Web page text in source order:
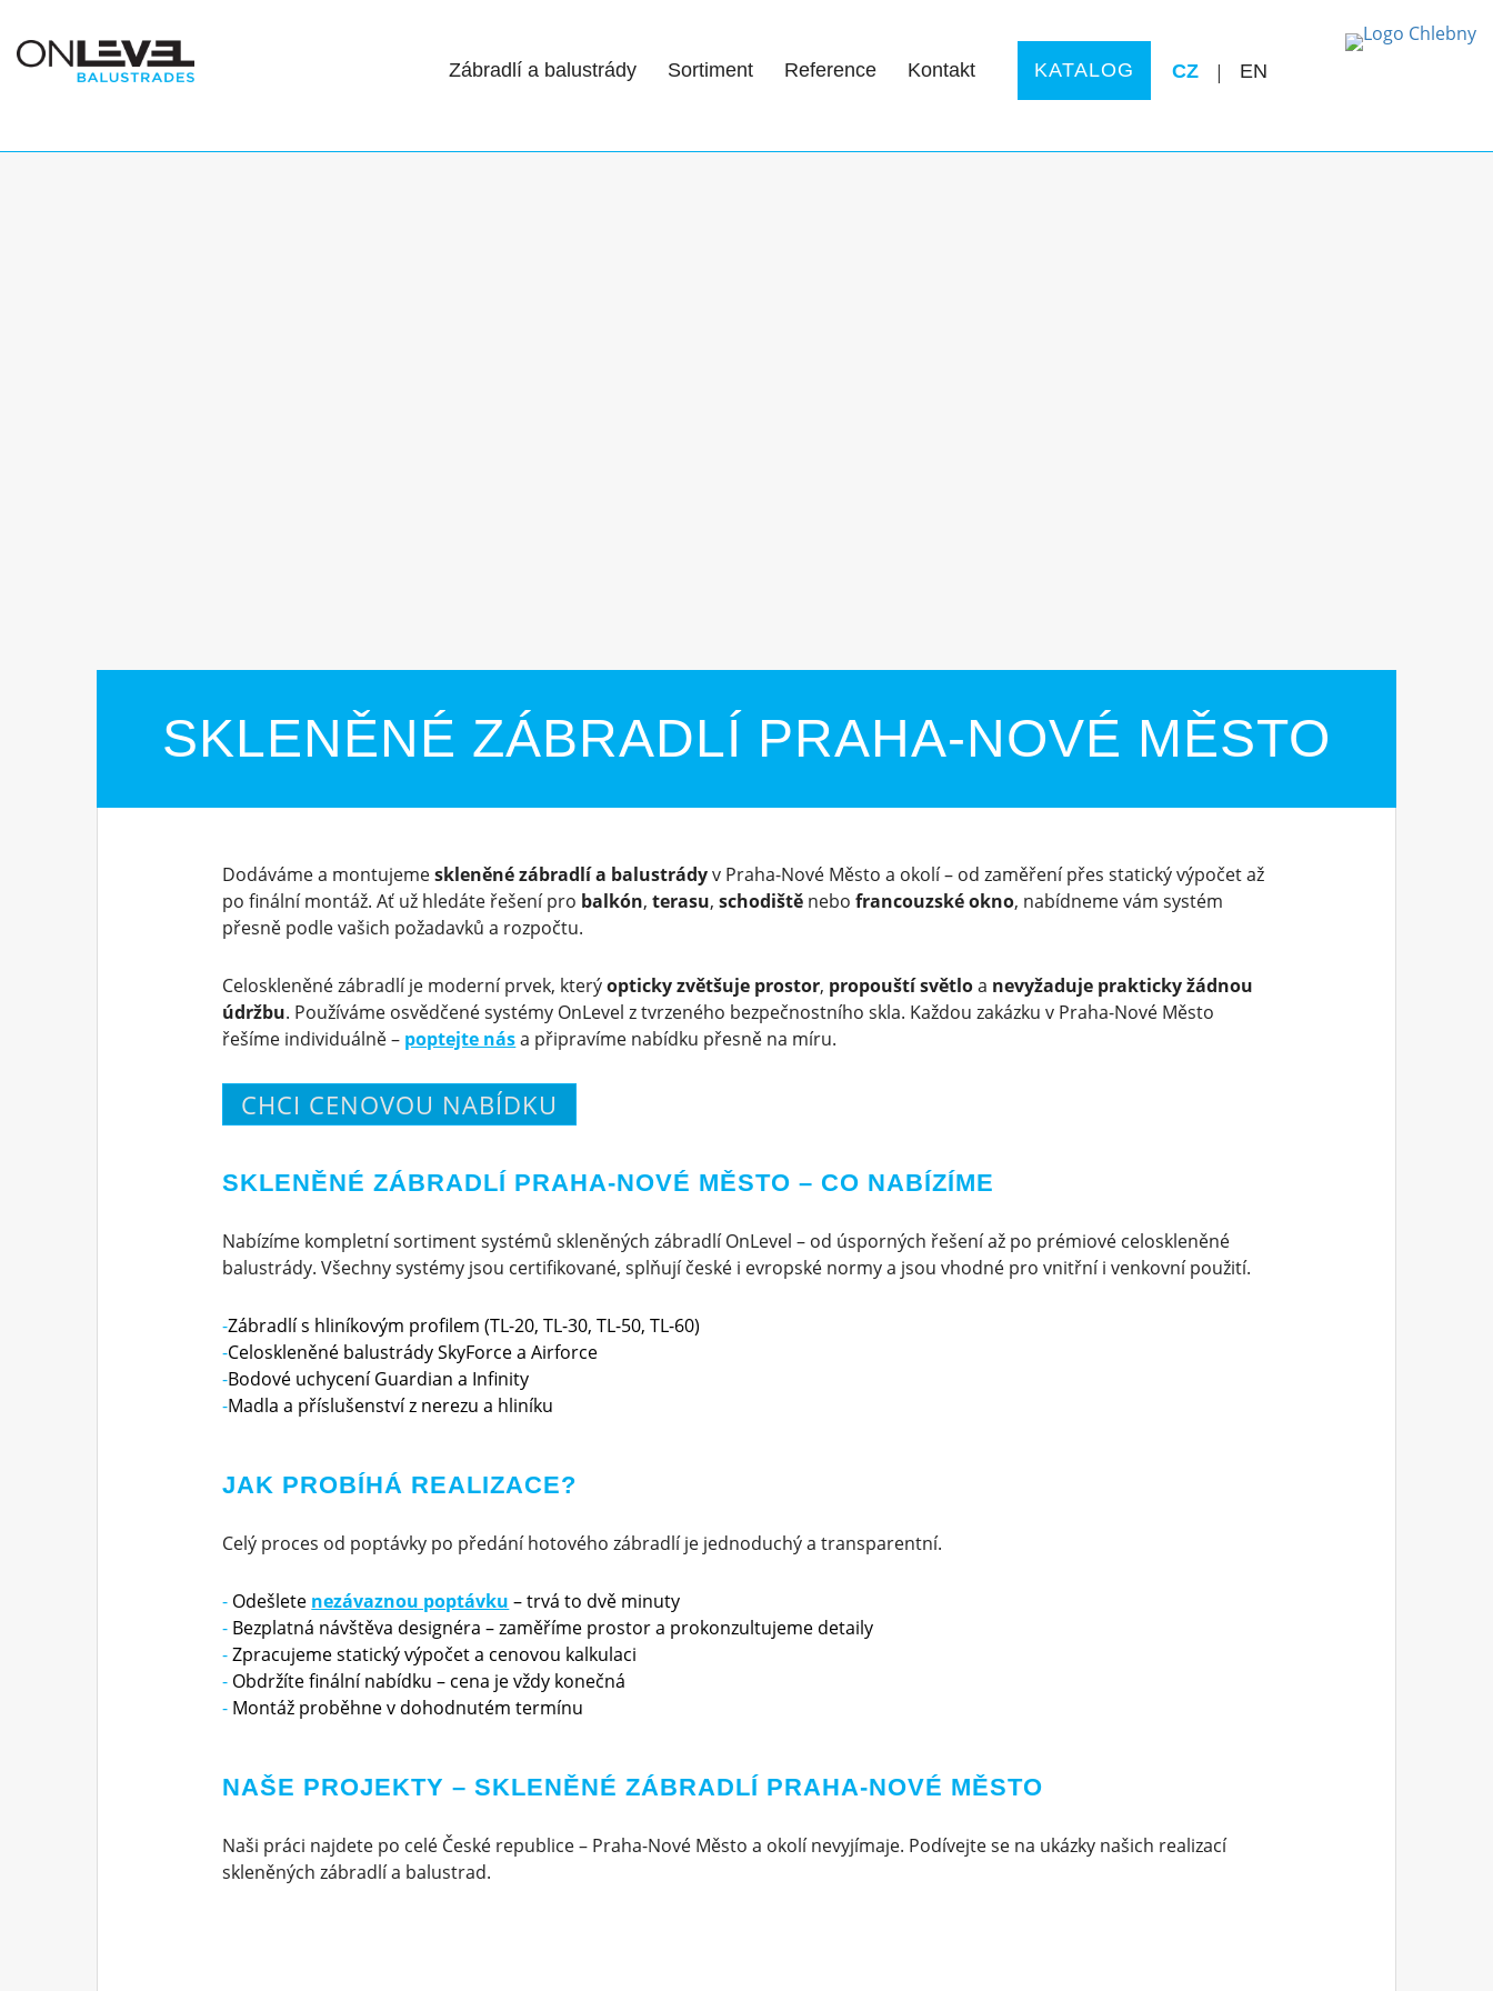
Zábradlí a balustrády Sortiment Reference Kontakt KATALOG CZ | EN
SKLENĚNÉ ZÁBRADLÍ PRAHA-NOVÉ MĚSTO
Dodáváme a montujemeskleněné zábradlí a balustrádyv Praha-Nové Město a okolí – od zaměření přes statický výpočet až
po finální montáž. Ať už hledáte řešení pro balkón,terasu,schodiště nebofrancouzské okno, nabídneme vám systém
přesně podle vašich požadavků a rozpočtu.
Celoskleněné zábradlí je moderní prvek, kterýopticky zvětšuje prostor, propouští světloa nevyžaduje prakticky žádnou
údržbu. Používáme osvědčené systémy OnLevel z tvrzeného bezpečnostního skla. Každou zakázku v Praha-Nové Město
řešíme individuálně – poptejte nása připravíme nabídku přesně na míru.
CHCI CENOVOU NABÍDKU
SKLENĚNÉ ZÁBRADLÍ PRAHA-NOVÉ MĚSTO – CO NABÍZÍME
Nabízíme kompletní sortiment systémů skleněných zábradlí OnLevel – od úsporných řešení až po prémiové celoskleněné
balustrády. Všechny systémy jsou certifikované, splňují české i evropské normy a jsou vhodné pro vnitřní i venkovní použití.
Zábradlí s hliníkovým profilem (TL-20, TL-30, TL-50, TL-60)
Celoskleněné balustrády SkyForce a Airforce
Bodové uchycení Guardian a Infinity
Madla a příslušenství z nerezu a hliníku
JAK PROBÍHÁ REALIZACE?
Celý proces od poptávky po předání hotového zábradlí je jednoduchý a transparentní.
Odešlete nezávaznou poptávku – trvá to dvě minuty
Bezplatná návštěva designéra – zaměříme prostor a prokonzultujeme detaily
Zpracujeme statický výpočet a cenovou kalkulaci
Obdržíte finální nabídku – cena je vždy konečná
Montáž proběhne v dohodnutém termínu
NAŠE PROJEKTY – SKLENĚNÉ ZÁBRADLÍ PRAHA-NOVÉ MĚSTO
Naši práci najdete po celé České republice – Praha-Nové Město a okolí nevyjímaje. Podívejte se na ukázky našich realizací
skleněných zábradlí a balustrad.